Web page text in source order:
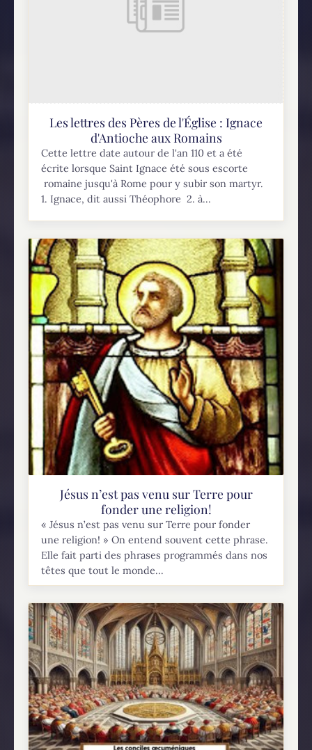
Les lettres des Pères de l'Église : Ignace
d'Antioche aux Romains
Cette lettre date autour de l'an 110 et a été
écrite lorsque Saint Ignace été sous escorte
romaine jusqu'à Rome pour y subir son martyr.
1. Ignace, dit aussi Théophore 2. à...
Jésus n’est pas venu sur Terre pour
fonder une religion!
« Jésus n’est pas venu sur Terre pour fonder
une religion! » On entend souvent cette phrase.
Elle fait parti des phrases programmés dans nos
têtes que tout le monde...